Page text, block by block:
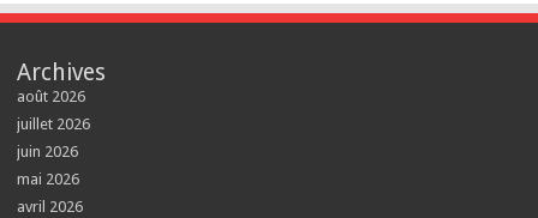
Archives
août 2026
juillet 2026
juin 2026
mai 2026
avril 2026